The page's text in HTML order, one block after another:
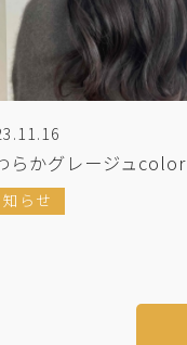
らかグレージュcolor
らせ